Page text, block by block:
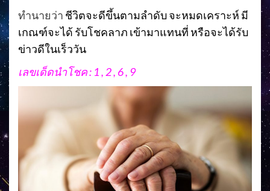
ทำนายว่า ชีวิตจะดีขึ้นตามลำดับ จะหมดเคราะห์ มี
เกณฑ์จะได้ รับโชคลาภ เข้ามาแทนที่ หรือจะได้รับ
ข่าวดีในเร็ววัน
เลขเด็ดนำโชค : 1 , 2 , 6 , 9